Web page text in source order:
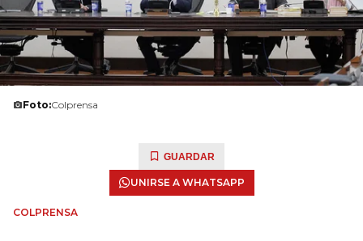
Foto:Colprensa
GUARDAR
UNIRSE A WHATSAPP
COLPRENSA